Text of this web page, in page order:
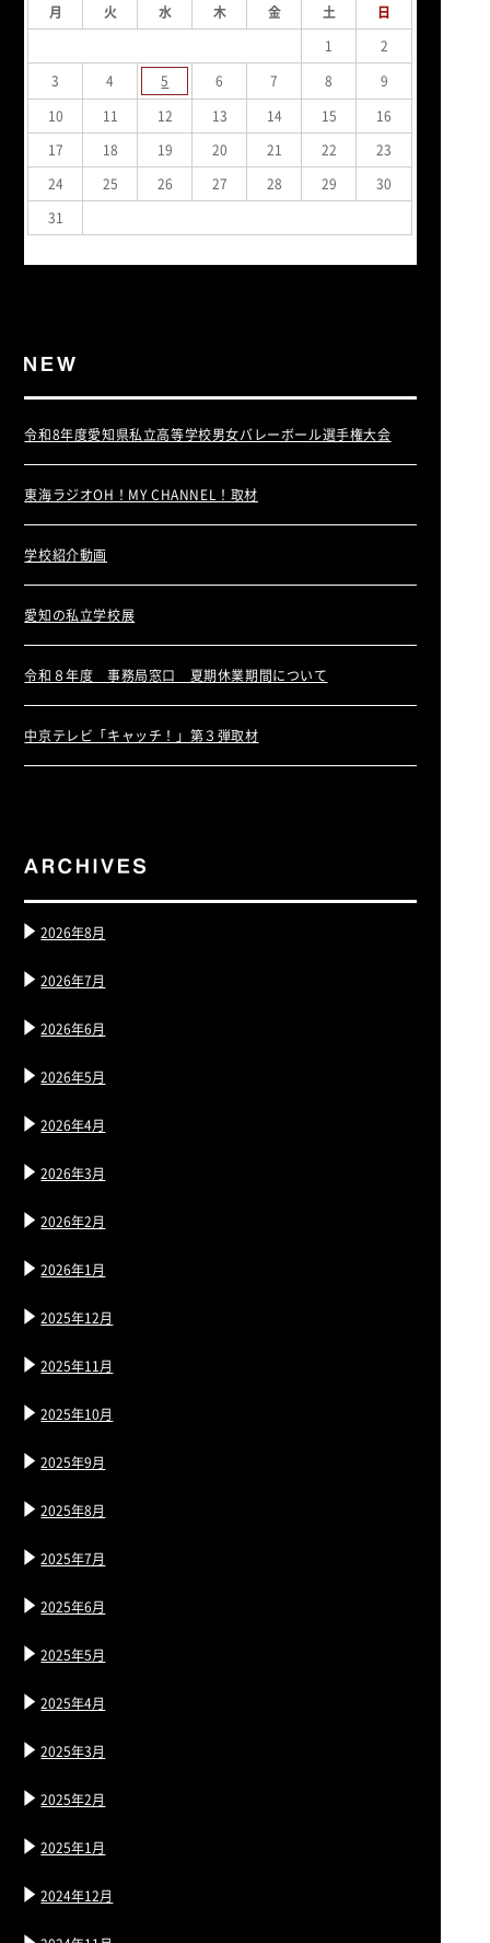
月
火 水 木 金 土
日
1
2
3
4 5 6 7 8
9
10
11 12 13 14 15
16
17
18 19 20 21 22
23
24
25 26 27 28 29
30
31
令和8年度愛知県私立高等学校男女バレーボール選手権大会
東海ラジオOH！MY CHANNEL！取材
学校紹介動画
愛知の私立学校展
令和８年度 事務局窓口 夏期休業期間について
中京テレビ「キャッチ！」第３弾取材
2026年8月
2026年7月
2026年6月
2026年5月
2026年4月
2026年3月
2026年2月
2026年1月
2025年12月
2025年11月
2025年10月
2025年9月
2025年8月
2025年7月
2025年6月
2025年5月
2025年4月
2025年3月
2025年2月
2025年1月
2024年12月